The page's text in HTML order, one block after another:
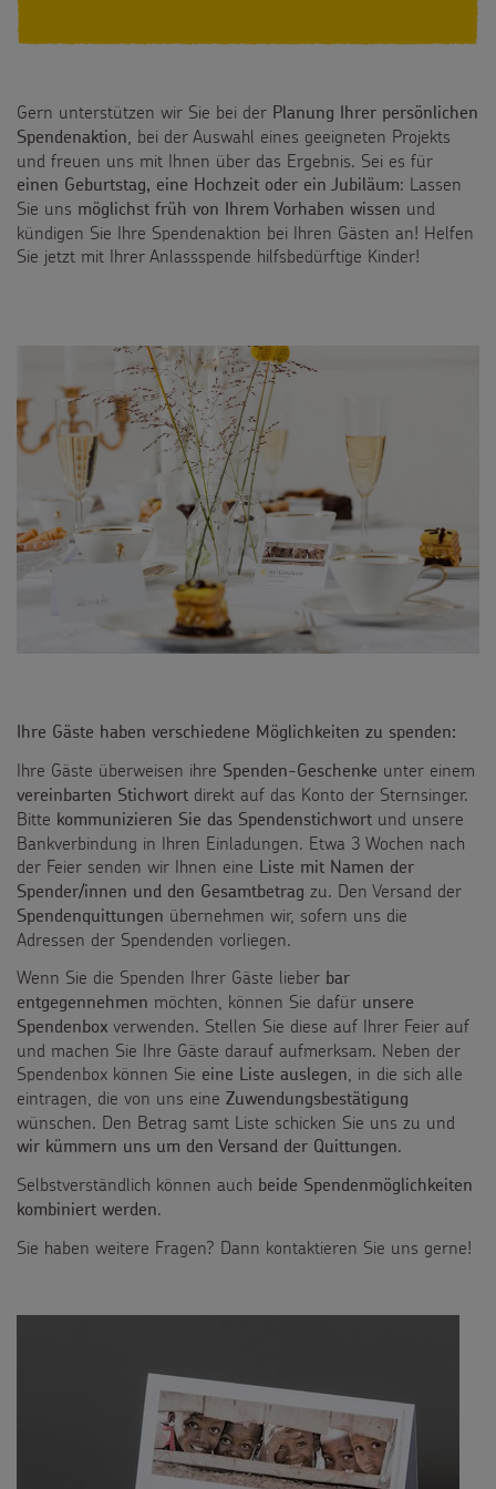
Suche
Suchbegriff
Gern unterstützen wir Sie bei der Planung Ihrer persönlichen
Spendenaktion, bei der Auswahl eines geeigneten Projekts
und freuen uns mit Ihnen über das Ergebnis. Sei es für
einen Geburtstag, eine Hochzeit oder ein Jubiläum: Lassen
Sie uns möglichst früh von Ihrem Vorhaben wissen und
kündigen Sie Ihre Spendenaktion bei Ihren Gästen an! Helfen
Sie jetzt mit Ihrer Anlassspende hilfsbedürftige Kinder!
Ihre Gäste haben verschiedene Möglichkeiten zu spenden:
Ihre Gäste überweisen ihre Spenden-Geschenke unter einem
vereinbarten Stichwort direkt auf das Konto der Sternsinger.
Bitte kommunizieren Sie das Spendenstichwort und unsere
Bankverbindung in Ihren Einladungen. Etwa 3 Wochen nach
der Feier senden wir Ihnen eine
Liste mit Namen der
Spender/innen und den Gesamtbetrag zu. Den Versand der
Spendenquittungen übernehmen wir, sofern uns die
Adressen der Spendenden vorliegen.
Wenn Sie die Spenden Ihrer Gäste lieber bar
entgegennehmen möchten, können Sie dafür unsere
Spendenbox verwenden. Stellen Sie diese auf Ihrer Feier auf
und machen Sie Ihre Gäste darauf aufmerksam. Neben der
Spendenbox können Sie eine Liste auslegen, in die sich alle
eintragen, die von uns eine Zuwendungsbestätigung
wünschen. Den Betrag samt Liste schicken Sie uns zu und
wir kümmern uns um den Versand der Quittungen.
Selbstverständlich können auch beide Spendenmöglichkeiten
kombiniert werden.
Sie haben weitere Fragen? Dann kontaktieren Sie uns gerne!